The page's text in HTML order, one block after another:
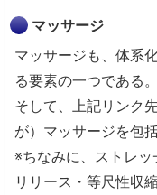
マッサージ
マッサージも、体系
る要素の一つである。
そして、上記リンク
が）マッサージを包
※ちなみに、ストレ
リリース・等尺性収